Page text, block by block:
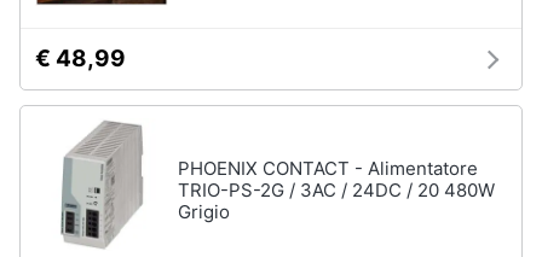
Maschera
per
travestimenti
Costumi
Halloween
Unghie
€ 48,99
PHOENIX CONTACT - Alimentatore
TRIO-PS-2G / 3AC / 24DC / 20 480W
Grigio